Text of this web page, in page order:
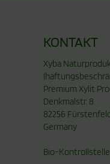
KONTAKT
Xyba
Premium Xylit
Denkmalstr. 8
82256
Germany
Bio-